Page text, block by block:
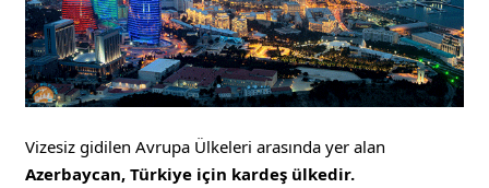
Vizesiz gidilen Avrupa Ülkeleri arasında yer alan
Azerbaycan, Türkiye için kardeş ülkedir.